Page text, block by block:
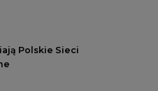
Polskie Sieci